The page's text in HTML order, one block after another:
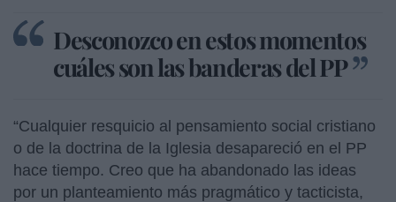
Desconozco en estos momentos
cuáles son las banderas del PP
“Cualquier resquicio al pensamiento social cristiano
o de la doctrina de la Iglesia desapareció en el PP
hace tiempo. Creo que ha abandonado las ideas
por un planteamiento más pragmático y tacticista,